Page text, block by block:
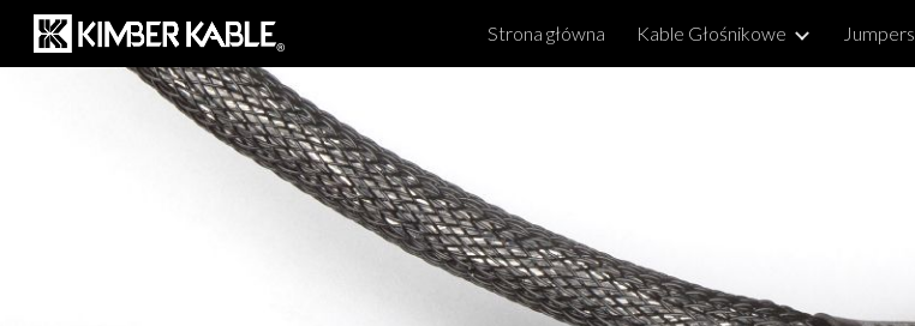
Skip to main content
Strona główna Kable Głośnikowe Jumpers